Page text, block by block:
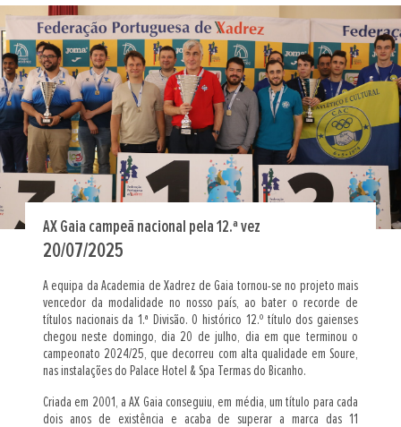
AX Gaia campeã nacional pela 12.ª vez
20/07/2025
A equipa da Academia de Xadrez de Gaia tornou-se no projeto mais
vencedor da modalidade no nosso país, ao bater o recorde de
títulos nacionais da 1.ª Divisão. O histórico 12.º título dos gaienses
chegou neste domingo, dia 20 de julho, dia em que terminou o
campeonato 2024/25, que decorreu com alta qualidade em Soure,
nas instalações do Palace Hotel & Spa Termas do Bicanho.
Criada em 2001, a AX Gaia conseguiu, em média, um título para cada
dois anos de existência e acaba de superar a marca das 11